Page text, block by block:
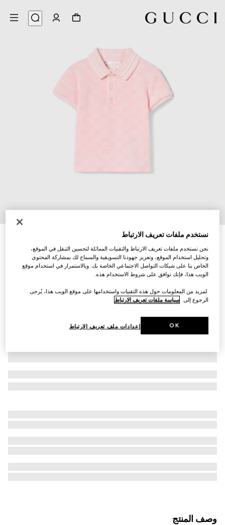
قميص بولو من القطن بنقش GG للأطفال الرضّع
AED 1,150
تنويعاتزهري فاتح
وصف المنتج
نستخدم ملفات تعريف الارتباط
نحن نستخدم ملفات تعريف الارتباط والتقنيات المماثلة لتحسين التنقل في الموقع،
وتحليل استخدام الموقع، وتعزيز جهودنا التسويقية والسماح لك بمشاركة المحتوى
الخاص بنا على شبكات التواصل الاجتماعي الخاصة بك. وبالاستمرار في استخدام موقع
الويب هذا، فإنك توافق على شروط الاستخدام هذه.
.لمزيد من المعلومات حول هذه التقنيات واستخدامها على موقع الويب هذا، يُرجى
الرجوع إلى سياسة ملفات تعريف الارتباط
إعدادات ملف تعريف الارتباط OK